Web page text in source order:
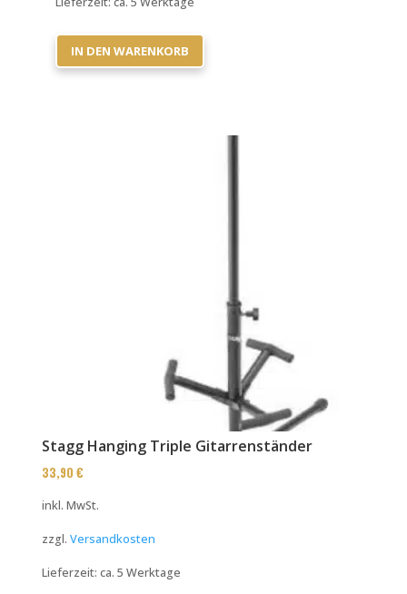
IN DEN WARENKORB
Stagg Hanging Triple Gitarrenständer
33,90€
inkl. MwSt.
zzgl.Versandkosten
Lieferzeit:ca. 5 Werktage